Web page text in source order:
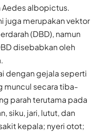
albopictus.
juga merupakan vektor
(DBD), namun
disebabkan oleh
dengan gejala seperti
muncul secara tiba-
parah terutama pada
siku, jari, lutut, dan
kepala; nyeri otot;